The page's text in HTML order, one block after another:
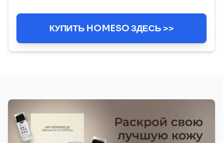
КУПИТЬ HOMESO ЗДЕСЬ >>